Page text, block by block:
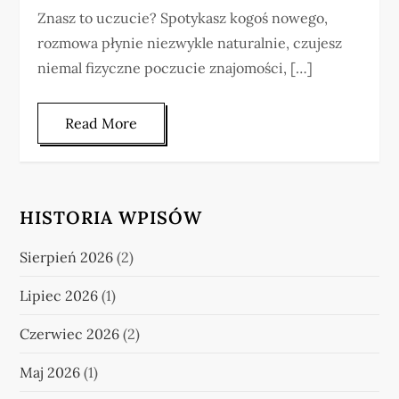
Znasz to uczucie? Spotykasz kogoś nowego,
rozmowa płynie niezwykle naturalnie, czujesz
niemal fizyczne poczucie znajomości, […]
Read More
HISTORIA WPISÓW
Sierpień 2026 (2)
Lipiec 2026 (1)
Czerwiec 2026 (2)
Maj 2026 (1)